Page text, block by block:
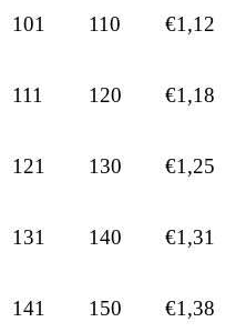
101 110 €1,12
111 120 €1,18
121 130 €1,25
131 140 €1,31
141 150 €1,38